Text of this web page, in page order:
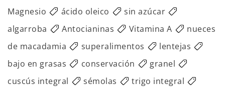
Magnesio
ácido oleico
sin azúcar
algarroba
Antocianinas Vitamina A
nueces
de macadamia
superalimentos
lentejas
bajo en grasas
conservación
granel
cuscús integral
sémolas
trigo integral